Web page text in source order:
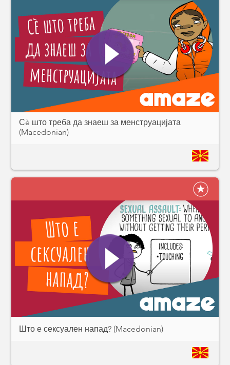
Сè што треба да знаеш за менструацијата
(Macedonian)
Што е сексуален напад? (Macedonian)